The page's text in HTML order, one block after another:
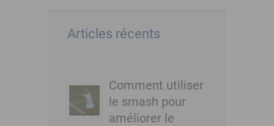
Articles récents
Comment utiliser
le smash pour
améliorer le